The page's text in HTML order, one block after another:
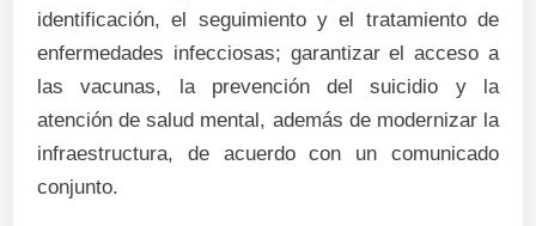
identificación, el seguimiento y el tratamiento de
enfermedades infecciosas; garantizar el acceso a
las vacunas, la prevención del suicidio y la
atención de salud mental, además de modernizar la
infraestructura, de acuerdo con un comunicado
conjunto.